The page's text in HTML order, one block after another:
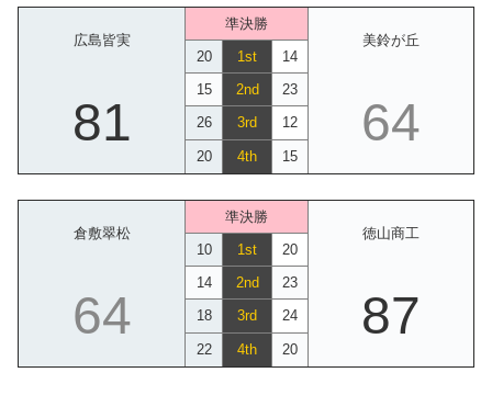
広島皆実
準決勝
美鈴が丘
20
1st 14
81
15 2nd 23
64
26 3rd 12
20 4th 15
倉敷翠松
準決勝
徳山商工
10
1st 20
64
14 2nd 23
87
18 3rd 24
22 4th 20